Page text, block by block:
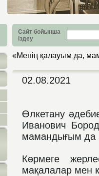
Сайт бойынша
іздеу
«Менің қалауым да,
02.08.2021
Өлкетану
Иванович
мамандығым да
Көрмеге
мақалалар мен